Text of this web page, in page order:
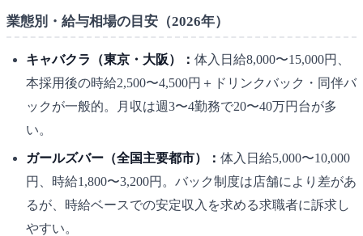
業態別・給与相場の目安（2026年）
キャバクラ（東京・大阪）： 体入日給8,000〜15,000円、
本採用後の時給2,500〜4,500円＋ドリンクバック・同伴バ
ックが一般的。月収は週3〜4勤務で20〜40万円台が多
い。
ガールズバー（全国主要都市）： 体入日給5,000〜10,000
円、時給1,800〜3,200円。バック制度は店舗により差があ
るが、時給ベースでの安定収入を求める求職者に訴求し
やすい。